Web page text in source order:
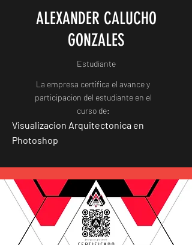
ALEXANDER CALUCHO
GONZALES
Estudiante
La empresa certifica el avance y
participacion del estudiante en el
curso de:
Visualizacion Arquitectonica en
Photoshop